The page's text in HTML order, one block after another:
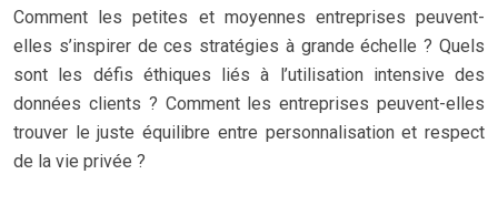
Comment les petites et moyennes entreprises peuvent-
elles s’inspirer de ces stratégies à grande échelle ? Quels
sont les défis éthiques liés à l’utilisation intensive des
données clients ? Comment les entreprises peuvent-elles
trouver le juste équilibre entre personnalisation et respect
de la vie privée ?